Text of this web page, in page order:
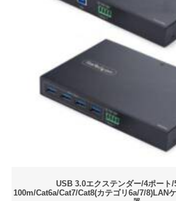
USB 3.0エクステンダー/4ポート
100m/Cat6a/Cat7/Cat8(カテゴリ6a/7/8)LAN